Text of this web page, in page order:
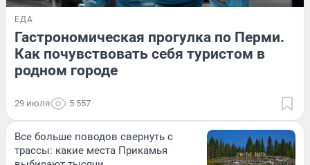
ЕДА
Гастрономическая прогулка по Перми.
Как почувствовать себя туристом в
родном городе
29 июля 5 557
Все больше поводов свернуть с
трассы: какие места Прикамья